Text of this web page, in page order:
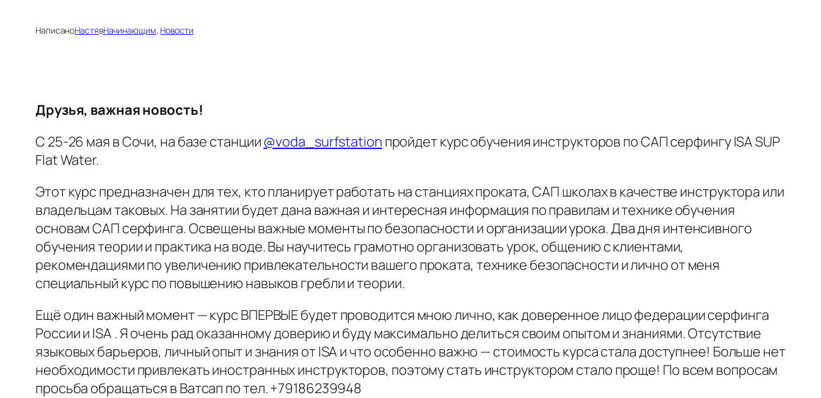
НаписаноНастявНачинающим, Новости
Друзья, важная новость!
С 25-26 мая в Сочи, на базе станции@voda_surfstation пройдет курс обучения инструкторов по САП серфингу ISA SUP
Flat Water.
Этот курс предназначен для тех, кто планирует работать на станциях проката, САП школах в качестве инструктора или
владельцам таковых. На занятии будет дана важная и интересная информация по правилам и технике обучения
основам САП серфинга. Освещены важные моменты по безопасности и организации урока. Два дня интенсивного
обучения теории и практика на воде. Вы научитесь грамотно организовать урок, общению с клиентами,
рекомендациями по увеличению привлекательности вашего проката, технике безопасности и лично от меня
специальный курс по повышению навыков гребли и теории.
Ещё один важный момент — курс ВПЕРВЫЕ будет проводится мною лично, как доверенное лицо федерации серфинга
России и ISA . Я очень рад оказанному доверию и буду максимально делиться своим опытом и знаниями. Отсутствие
языковых барьеров, личный опыт и знания от ISA и что особенно важно — стоимость курса стала доступнее! Больше нет
необходимости привлекать иностранных инструкторов, поэтому стать инструктором стало проще! По всем вопросам
просьба обращаться в Ватсап по тел. +79186239948